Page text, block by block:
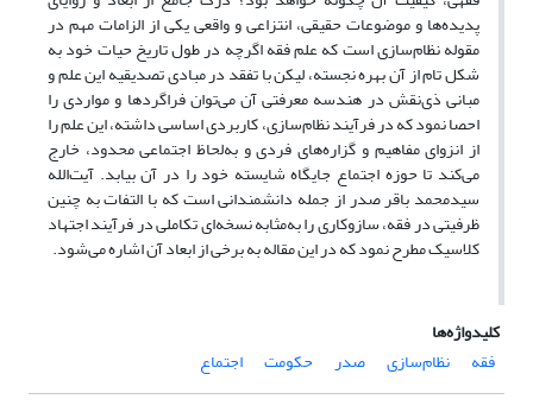
پدیده‌ها و موضوعات حقیقی، انتزاعی و واقعی یکی از الزامات مهم در
مقوله نظام‌سازی است که علم فقه اگرچه در طول تاریخ حیات خود به
شکل تام از آن بهره نجسته، لیکن با تفقد در مبادی تصدیقیه این علم و
مبانی ذی‌نقش در هندسه معرفتی آن می‌توان فراگردها و مواردی را
احصا نمود که در فرآیند نظام‌سازی، کاربردی اساسی داشته، این علم را
از انزوای مفاهیم و گزاره‌های فردی و به‌لحاظ اجتماعی محدود، خارج
می‌کند تا حوزه اجتماع جایگاه شایسته خود را در آن بیابد. آیت‌الله
سیدمحمد باقر صدر از جمله دانشمندانی است که با التفات به چنین
ظرفیتی در فقه، سازوکاری را به‌مثابه نسخه‌ای تکاملی در فرآیند اجتهاد
کلاسیک مطرح نمود که در این مقاله به برخی از ابعاد آن اشاره می‌شود.
کلیدواژه‌ها
فقه
نظام‌سازی صدر حکومت اجتماع